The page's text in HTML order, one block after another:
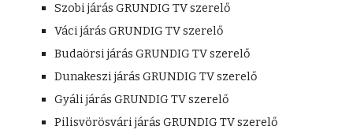
Szobi járás GRUNDIG TV szerelő
Váci járás GRUNDIG TV szerelő
Budaörsi járás GRUNDIG TV szerelő
Dunakeszi járás GRUNDIG TV szerelő
Gyáli járás GRUNDIG TV szerelő
Pilisvörösvári járás GRUNDIG TV szerelő